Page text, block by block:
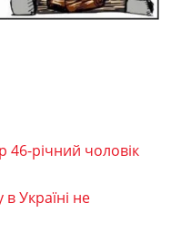
річний чоловік
Україні не